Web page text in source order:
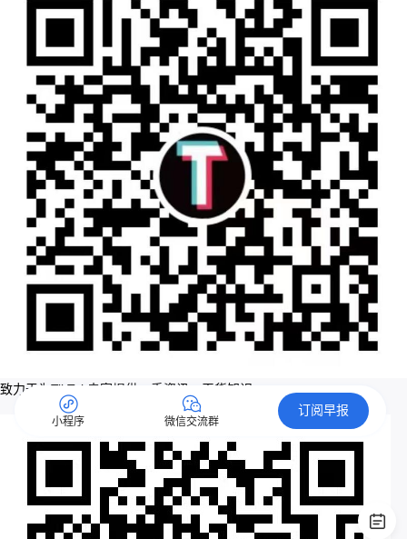
小程序 微信交流群
订阅早报
致力于为TikTok卖家提供一手资讯、干货知识